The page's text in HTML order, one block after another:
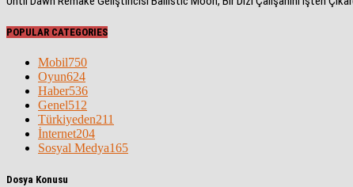
POPULAR CATEGORIES
Mobil750
Oyun624
Haber536
Genel512
Türkiyeden211
İnternet204
Sosyal Medya165
Dosya Konusu